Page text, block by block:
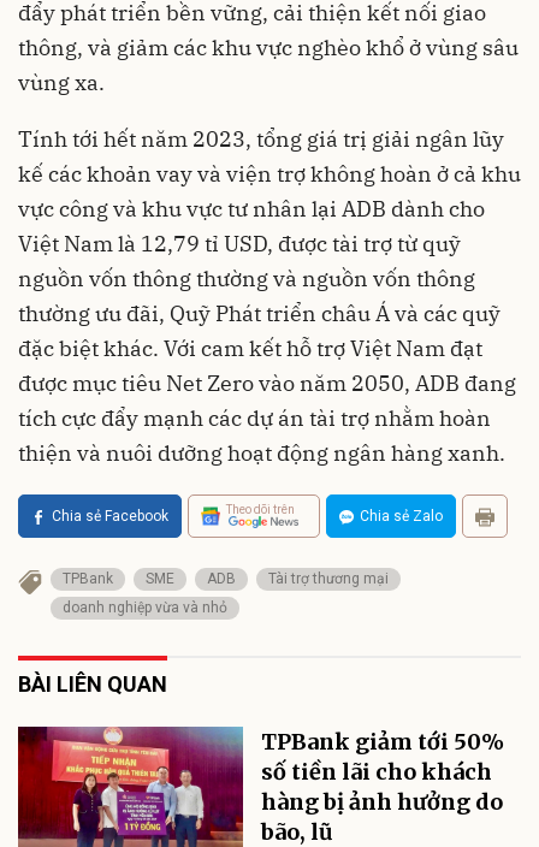
đẩy phát triển bền vững, cải thiện kết nối giao
thông, và giảm các khu vực nghèo khổ ở vùng sâu
vùng xa.
Tính tới hết năm 2023, tổng giá trị giải ngân lũy
kế các khoản vay và viện trợ không hoàn ở cả khu
vực công và khu vực tư nhân lại ADB dành cho
Việt Nam là 12,79 tỉ USD, được tài trợ từ quỹ
nguồn vốn thông thường và nguồn vốn thông
thường ưu đãi, Quỹ Phát triển châu Á và các quỹ
đặc biệt khác. Với cam kết hỗ trợ Việt Nam đạt
được mục tiêu Net Zero vào năm 2050, ADB đang
tích cực đẩy mạnh các dự án tài trợ nhằm hoàn
thiện và nuôi dưỡng hoạt động ngân hàng xanh.
Chia sẻ Facebook Theo dõi trên Chia sẻ Zalo
TPBank SME ADB
Tài trợ thương mại
doanh nghiệp vừa và nhỏ
BÀI LIÊN QUAN
TPBank giảm tới 50%
số tiền lãi cho khách
hàng bị ảnh hưởng do
bão, lũ